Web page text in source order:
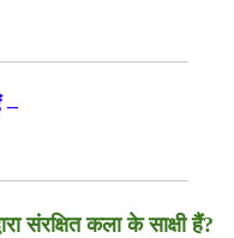
–
संरक्षित कला के साक्षी हैं?